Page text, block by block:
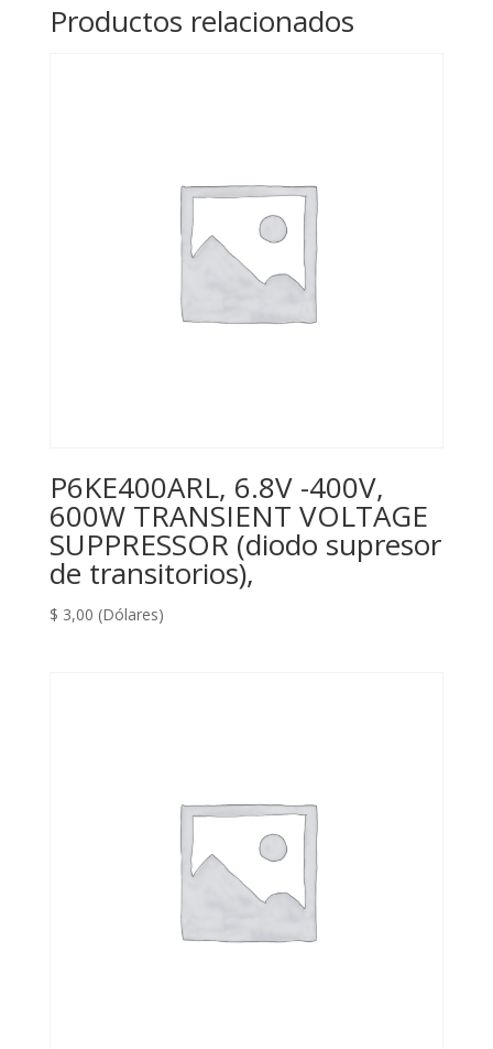
Productos relacionados
P6KE400ARL, 6.8V -400V,
600W TRANSIENT VOLTAGE
SUPPRESSOR (diodo supresor
de transitorios),
$ 3,00 (Dólares)